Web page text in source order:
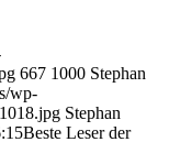
667 1000 Stephan
wp-
Stephan
Beste Leser der